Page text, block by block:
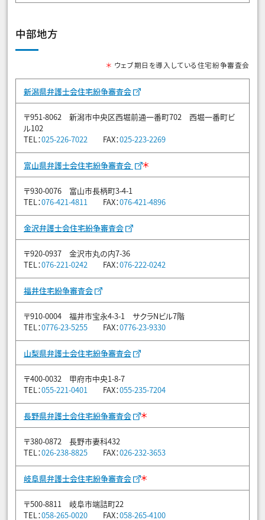
中部地方
＊ ウェブ期日を導入している住宅紛争審査会
新潟県弁護士会住宅紛争審査会
〒951-8062 新潟市中央区西堀前通一番町702 西堀一番町ビ
ル102
TEL：025-226-7022 FAX：025-223-2269
富山県弁護士会住宅紛争審査会 ＊
〒930-0076 富山市長柄町3-4-1
TEL：076-421-4811 FAX：076-421-4896
金沢弁護士会住宅紛争審査会
〒920-0937 金沢市丸の内7-36
TEL：076-221-0242 FAX：076-222-0242
福井住宅紛争審査会
〒910-0004 福井市宝永4-3-1 サクラNビル7階
TEL：0776-23-5255 FAX：0776-23-9330
山梨県弁護士会住宅紛争審査会
〒400-0032 甲府市中央1-8-7
TEL：055-221-0401 FAX：055-235-7204
長野県弁護士会住宅紛争審査会 ＊
〒380-0872 長野市妻科432
TEL：026-238-8825 FAX：026-232-3653
岐阜県弁護士会住宅紛争審査会 ＊
〒500-8811 岐阜市端詰町22
TEL：058-265-0020 FAX：058-265-4100